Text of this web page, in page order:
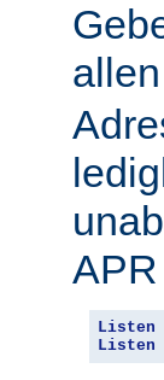
allen
Listen
Listen